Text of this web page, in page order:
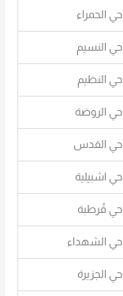
حي الحمراء
حي النسيم
حي النظيم
حي الروضة
حي القدس
حي اشبيلية
حي قُرطبة
حي الشهداء
حي الجزيرة